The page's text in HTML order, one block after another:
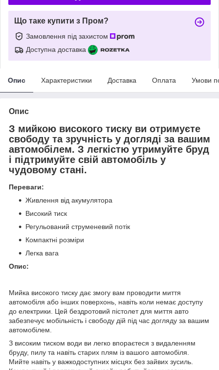
Що таке купити з Пром?
Замовлення під захистом
Доступна доставка
Опис Характеристики Доставка Оплата Умови
Опис
З мийкою високого тиску ви отримуєте
свободу та зручність у догляді за вашим
автомобілем. З легкістю утримуйте бруд
і підтримуйте свій автомобіль у
чудовому стані.
Переваги:
Живлення від акумулятора
Високий тиск
Регульований струменевий потік
Компактні розміри
Легка вага
Опис:
Мийка високого тиску дає змогу вам проводити миття
автомобіля або інших поверхонь, навіть коли немає доступу
до електрики. Цей бездротовий пістолет для миття авто
забезпечує мобільність і свободу дій під час догляду за вашим
автомобілем.
З високим тиском води ви легко впораєтеся з видаленням
бруду, пилу та навіть старих плям із вашого автомобіля.
Мийте навіть у важкодоступних місцях без зайвих зусиль.